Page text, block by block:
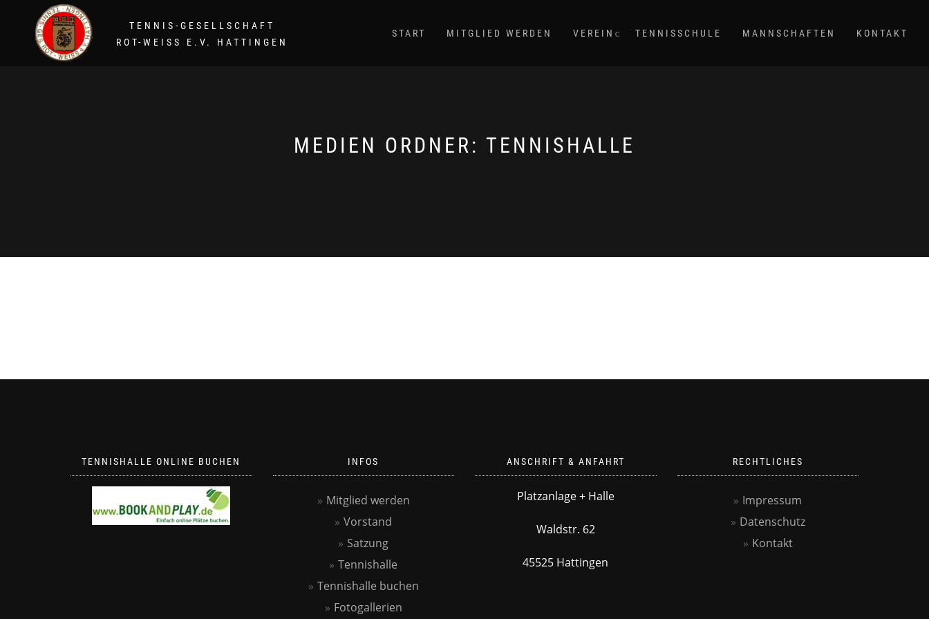
TENNIS-GESELLSCHAFT
ROT-WEISS E.V. HATTINGEN
START MITGLIED WERDEN VEREIN TENNISSCHULE MANNSCHAFTEN KONTAKT
MEDIEN ORDNER: TENNISHALLE
TENNISHALLE ONLINE BUCHEN INFOS
Mitglied werden
Vorstand
Satzung
Tennishalle
Tennishalle buchen
Fotogallerien
ANSCHRIFT & ANFAHRT
Platzanlage + Halle
Waldstr. 62
45525 Hattingen
RECHTLICHES
Impressum
Datenschutz
Kontakt